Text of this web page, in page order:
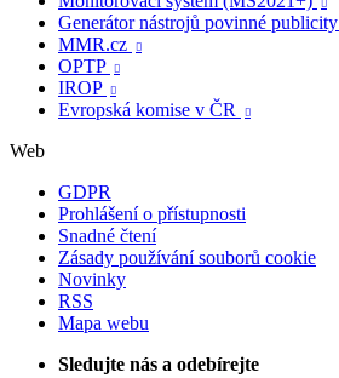

Generátor nástrojů povinné publicity
MMR.cz 
OPTP 
IROP 
Evropská komise v ČR 
Web
GDPR
Prohlášení o přístupnosti
Snadné čtení
Zásady používání souborů cookie
Novinky
RSS
Mapa webu
Sledujte nás a odebírejte